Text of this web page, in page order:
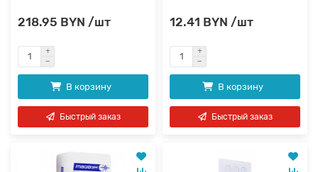
218.95 BYN /шт
В корзину
Быстрый заказ
12.41 BYN /шт
В корзину
Быстрый заказ